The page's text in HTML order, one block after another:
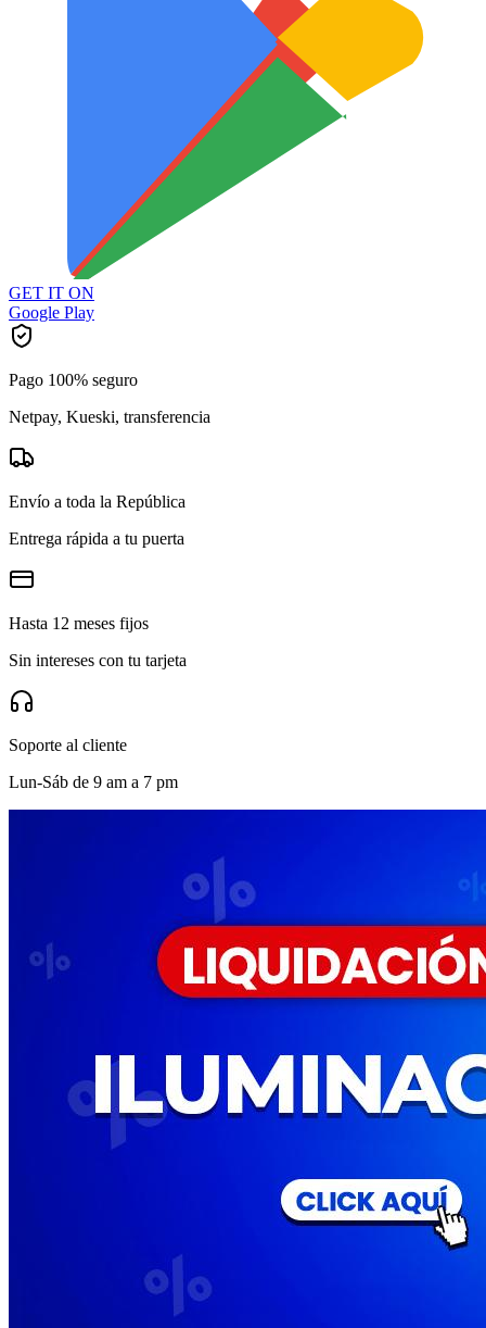
GET IT ON
Google Play
Pago 100% seguro
Netpay, Kueski, transferencia
Envío a toda la República
Entrega rápida a tu puerta
Hasta 12 meses fijos
Sin intereses con tu tarjeta
Soporte al cliente
Lun-Sáb de 9 am a 7 pm